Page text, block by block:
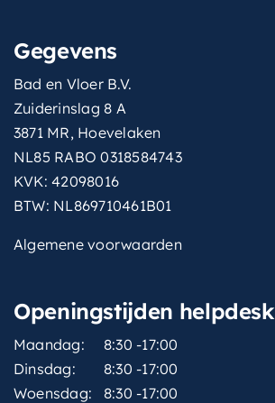
Gegevens
Bad en Vloer B.V.
Zuiderinslag 8 A
3871 MR, Hoevelaken
NL85 RABO 0318584743
KVK: 42098016
BTW: NL869710461B01
Algemene voorwaarden
Openingstijden helpdesk
Maandag:
8:30 -17:00
Dinsdag:
8:30 -17:00
Woensdag:
8:30 -17:00